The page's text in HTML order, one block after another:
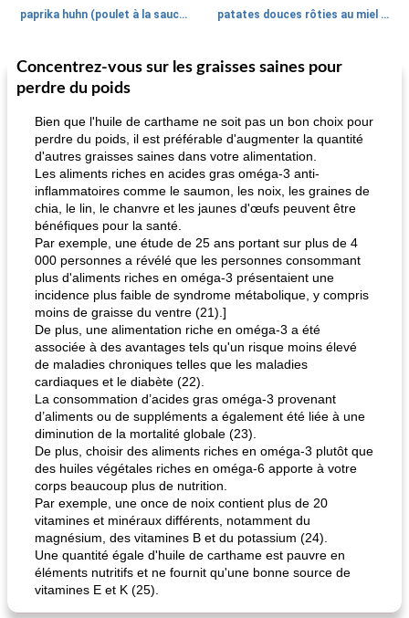
paprika huhn (poulet à la sauce paprika). patates douces rôties au miel / kumara
25 min
Petit déjeuner et brunch
quinoa petit déjeuner méditerranéen
Viande et volaille
Concentrez-vous sur les graisses saines pour
perdre du poids
Bien que l'huile de carthame ne soit pas un bon choix pour
perdre du poids, il est préférable d'augmenter la quantité
d'autres graisses saines dans votre alimentation.
Les aliments riches en acides gras oméga-3 anti-
inflammatoires comme le saumon, les noix, les graines de
chia, le lin, le chanvre et les jaunes d'œufs peuvent être
bénéfiques pour la santé.
Par exemple, une étude de 25 ans portant sur plus de 4
000 personnes a révélé que les personnes consommant
plus d'aliments riches en oméga-3 présentaient une
incidence plus faible de syndrome métabolique, y compris
moins de graisse du ventre (21).]
De plus, une alimentation riche en oméga-3 a été
associée à des avantages tels qu'un risque moins élevé
de maladies chroniques telles que les maladies
cardiaques et le diabète (22).
La consommation d’acides gras oméga-3 provenant
d’aliments ou de suppléments a également été liée à une
diminution de la mortalité globale (23).
De plus, choisir des aliments riches en oméga-3 plutôt que
des huiles végétales riches en oméga-6 apporte à votre
corps beaucoup plus de nutrition.
Par exemple, une once de noix contient plus de 20
vitamines et minéraux différents, notamment du
magnésium, des vitamines B et du potassium (24).
Une quantité égale d'huile de carthame est pauvre en
éléments nutritifs et ne fournit qu'une bonne source de
vitamines E et K (25).